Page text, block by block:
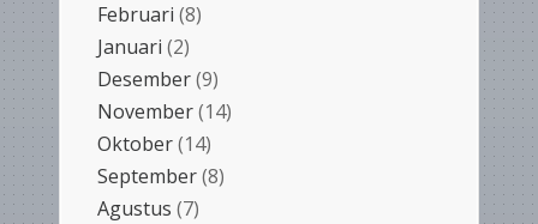
Februari (8)
Januari (2)
Desember(9)
November(14)
Oktober(14)
September(8)
Agustus (7)